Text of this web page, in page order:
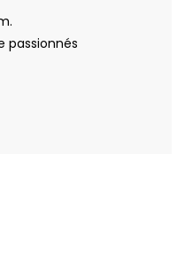
passionnés